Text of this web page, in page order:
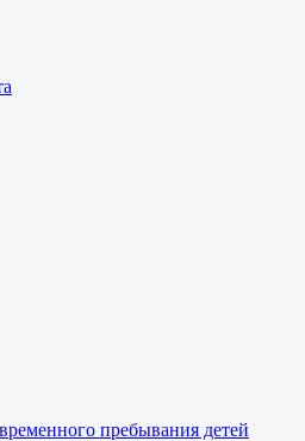
пребывания детей